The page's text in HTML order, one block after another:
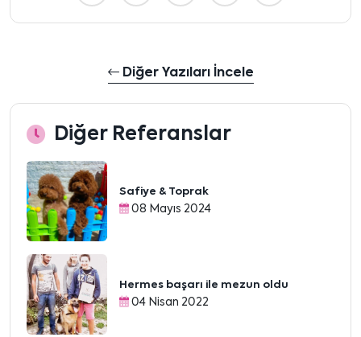
Diğer Yazıları İncele
Diğer Referanslar
Safiye & Toprak
08 Mayıs 2024
Hermes başarı ile mezun oldu
04 Nisan 2022